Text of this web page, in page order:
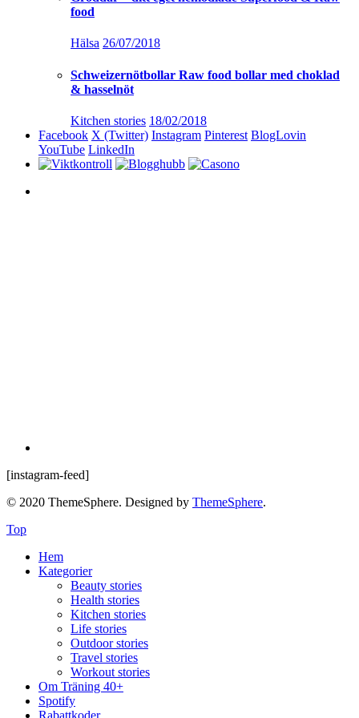
food
Hälsa 26/07/2018
Schweizernötbollar Raw food bollar med choklad
& hasselnöt
Kitchen stories 18/02/2018
Facebook X (Twitter) Instagram Pinterest BlogLovin
YouTube LinkedIn
[instagram-feed]
© 2020 ThemeSphere. Designed by ThemeSphere.
Top
Hem
Kategorier
Beauty stories
Health stories
Kitchen stories
Life stories
Outdoor stories
Travel stories
Workout stories
Om Träning 40+
Spotify
Rabattkoder